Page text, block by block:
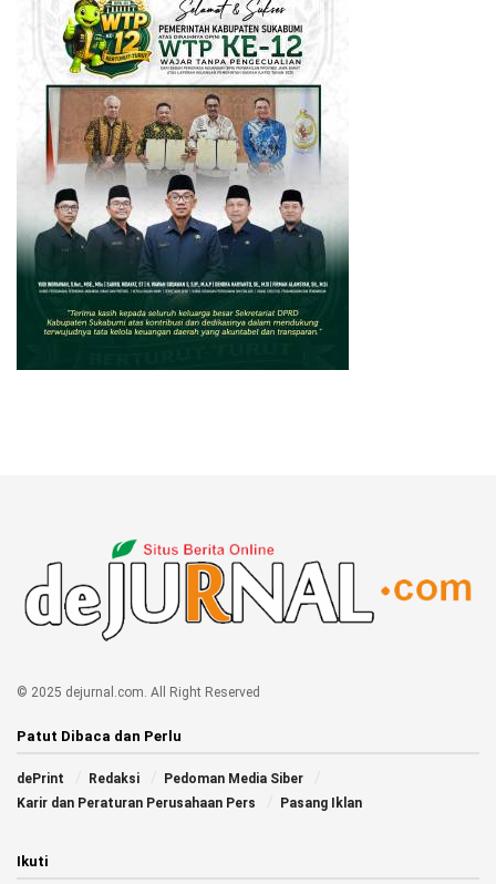
© 2025 dejurnal.com. All Right Reserved
Patut Dibaca dan Perlu
dePrint Redaksi
Pedoman Media Siber
Karir dan Peraturan Perusahaan Pers
Pasang Iklan
Ikuti